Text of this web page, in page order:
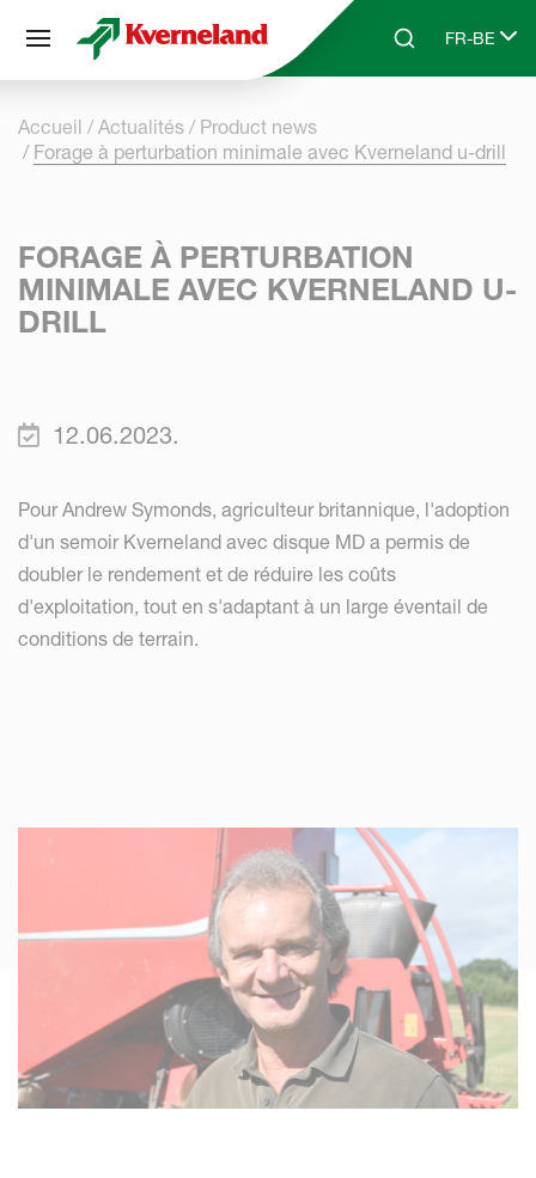
Skip to main content
SearchFR-BE
Select
Accueil Actualités
Product news
Forage à perturbation minimale avec Kverneland u-drill
FORAGE À PERTURBATION
MINIMALE AVEC KVERNELAND U-
DRILL
12.06.2023.
Pour Andrew Symonds, agriculteur britannique, l'adoption
d'un semoir Kverneland avec disque MD a permis de
doubler le rendement et de réduire les coûts
d'exploitation, tout en s'adaptant à un large éventail de
conditions de terrain.
Panneau de gestion des cookies